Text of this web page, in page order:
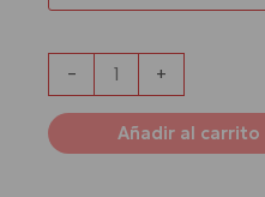
- +
Añadir al carrito